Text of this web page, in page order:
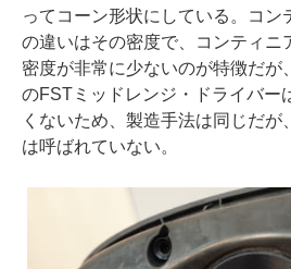
ってコーン形状にしている。コン
の違いはその密度で、コンティニ
密度が非常に少ないのが特徴だが
のFSTミッドレンジ・ドライバー
くないため、製造手法は同じだが
は呼ばれていない。